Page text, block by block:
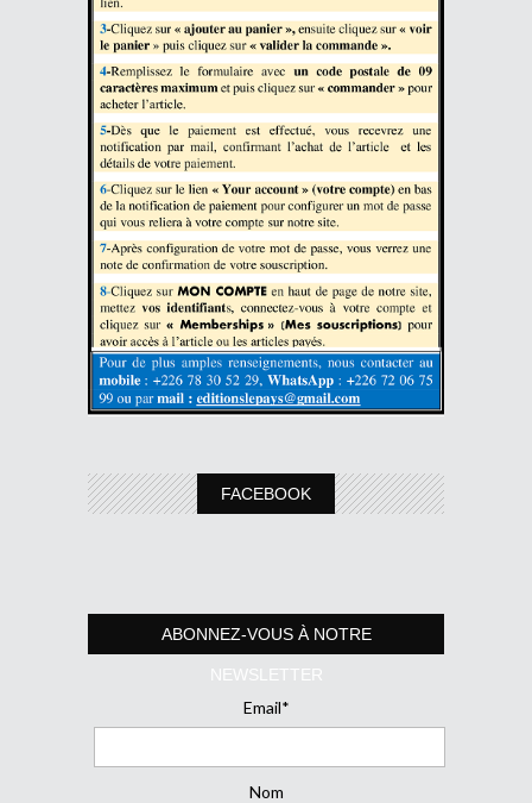
FACEBOOK
ABONNEZ-VOUS À NOTRE
NEWSLETTER
Email*
Nom